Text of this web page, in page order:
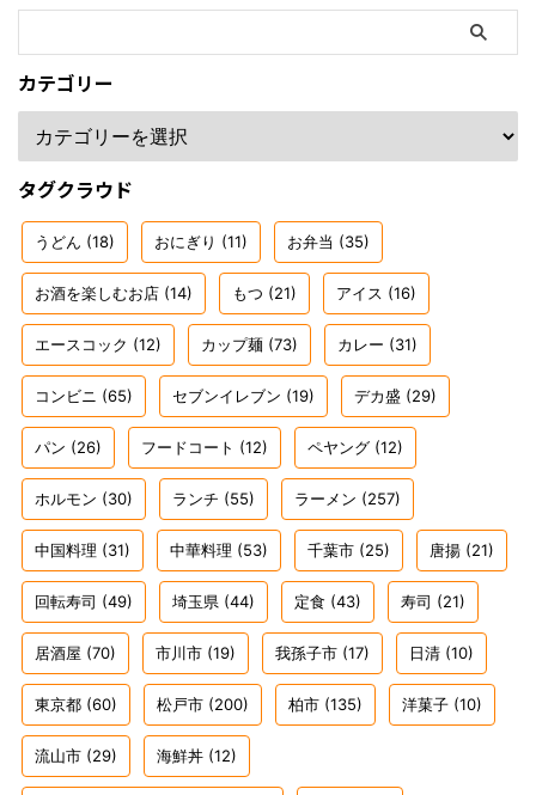
カテゴリー
タグクラウド
うどん (18) おにぎり (11) お弁当 (35)
お酒を楽しむお店 (14) もつ (21) アイス (16)
エースコック (12) カップ麺 (73) カレー (31)
コンビニ (65) セブンイレブン (19) デカ盛 (29)
パン (26) フードコート (12) ペヤング (12)
ホルモン (30) ランチ (55) ラーメン (257)
中国料理 (31) 中華料理 (53) 千葉市 (25) 唐揚 (21)
回転寿司 (49) 埼玉県 (44) 定食 (43) 寿司 (21)
居酒屋 (70) 市川市 (19) 我孫子市 (17) 日清 (10)
東京都 (60) 松戸市 (200) 柏市 (135) 洋菓子 (10)
流山市 (29) 海鮮丼 (12)